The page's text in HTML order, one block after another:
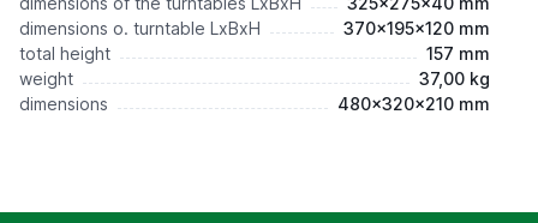
dimensions o. turntable LxBxH
370x195x120 mm
total height
157 mm
weight
37,00 kg
dimensions
480x320x210 mm